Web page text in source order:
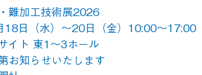
難加工技術展2026
18日（水）〜20日（金）10:00〜17:00
イト 東1〜3ホール
お知らせいたします